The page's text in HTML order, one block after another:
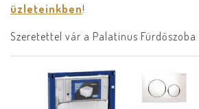
üzleteinkben!
Szeretettel vár a Palatinus Fürdőszoba